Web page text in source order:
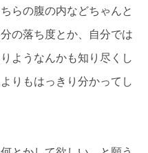
らの腹の内などちゃんと
の落ち度とか、自分では
ようなんかも知り尽くし
りもはっきり分かってし